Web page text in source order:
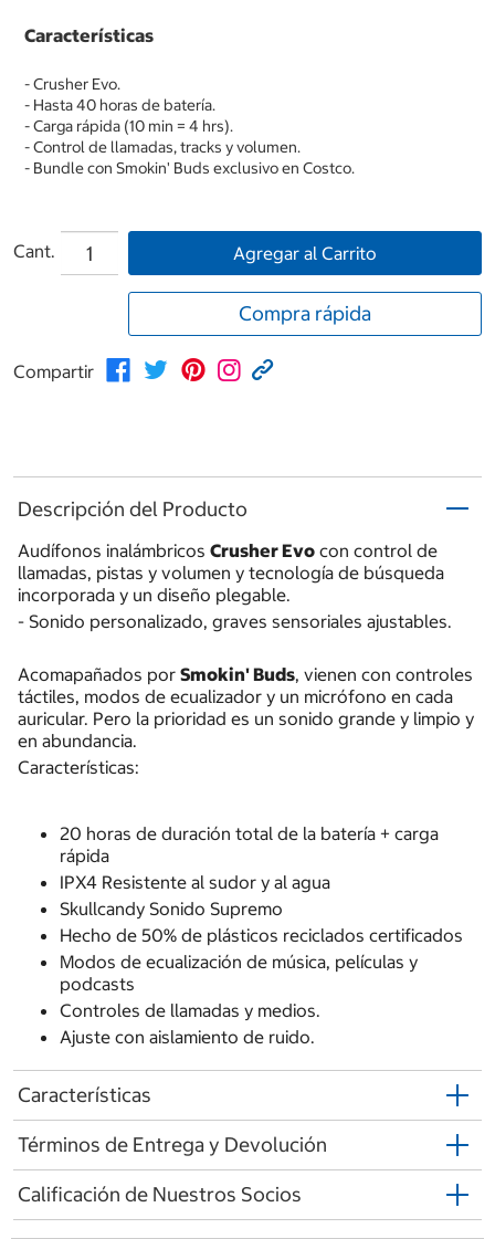
Características
- Crusher Evo.
- Hasta 40 horas de batería.
- Carga rápida (10 min = 4 hrs).
- Control de llamadas, tracks y volumen.
- Bundle con Smokin' Buds exclusivo en Costco.
Cant. Agregar al Carrito
Compra rápida
Compartir
Descripción del Producto
Audífonos inalámbricos Crusher Evo con control de
llamadas, pistas y volumen y tecnología de búsqueda
incorporada y un diseño plegable.
- Sonido personalizado, graves sensoriales ajustables.
Acomapañados por Smokin' Buds, vienen con controles
táctiles, modos de ecualizador y un micrófono en cada
auricular. Pero la prioridad es un sonido grande y limpio y
en abundancia.
Características:
20 horas de duración total de la batería + carga
rápida
IPX4 Resistente al sudor y al agua
Skullcandy Sonido Supremo
Hecho de 50% de plásticos reciclados certificados
Modos de ecualización de música, películas y
podcasts
Controles de llamadas y medios.
Ajuste con aislamiento de ruido.
Características
Términos de Entrega y Devolución
Calificación de Nuestros Socios